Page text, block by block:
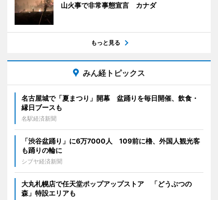
山火事で非常事態宣言 カナダ
もっと見る
みん経トピックス
名古屋城で「夏まつり」開幕 盆踊りを毎日開催、飲食・
縁日ブースも
名駅経済新聞
「渋谷盆踊り」に6万7000人 109前に櫓、外国人観光客
も踊りの輪に
シブヤ経済新聞
大丸札幌店で任天堂ポップアップストア 「どうぶつの
森」特設エリアも